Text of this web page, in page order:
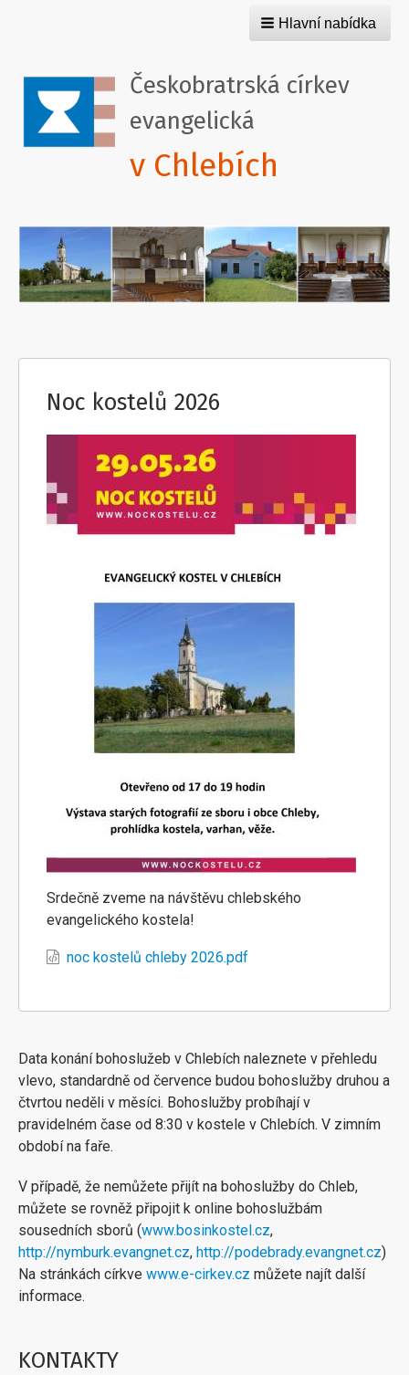
Hlavní nabídka
Českobratrská církev
evangelická
v Chlebích
Noc kostelů 2026
Srdečně zveme na návštěvu chlebského
evangelického kostela!
noc kostelů chleby 2026.pdf
Data konání bohoslužeb v Chlebích naleznete v přehledu
vlevo, standardně od července budou bohoslužby druhou a
čtvrtou neděli v měsíci. Bohoslužby probíhají v
pravidelném čase od 8:30 v kostele v Chlebích. V zimním
období na faře.
V případě, že nemůžete přijít na bohoslužby do Chleb,
můžete se rovněž připojit k online bohoslužbám
sousedních sborů (www.bosinkostel.cz,
http://nymburk.evangnet.cz, http://podebrady.evangnet.cz)
Na stránkách církve www.e-cirkev.cz můžete najít další
informace.
KONTAKTY